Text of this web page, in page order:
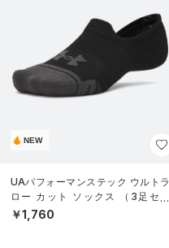
NEW
UAパフォーマンステック ウルトラ
ロー カット ソックス （3足セッ
ト）（トレーニング/UNISEX）
￥1,760